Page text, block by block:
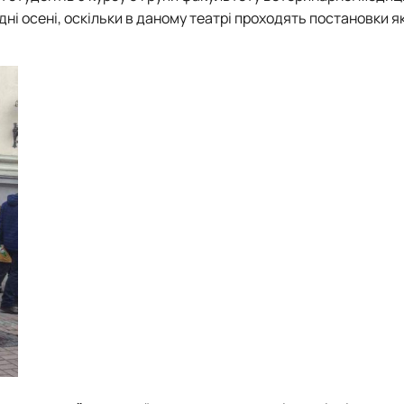
вченою радою факультет…
ветеринарної медицини …
Вступ 2018 рік
осені, оскільки в даному театрі проходять постановки